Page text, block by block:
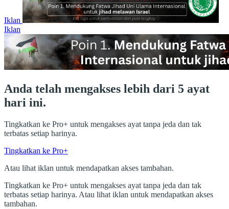
Iklan
Iklan
Anda telah mengakses lebih dari 5 ayat
hari ini.
Tingkatkan ke Pro+ untuk mengakses ayat tanpa jeda dan tak
terbatas setiap harinya.
Tingkatkan ke Pro+
Atau lihat iklan untuk mendapatkan akses tambahan.
Tingkatkan ke Pro+ untuk mengakses ayat tanpa jeda dan tak
terbatas setiap harinya. Atau lihat iklan untuk mendapatkan akses
tambahan.